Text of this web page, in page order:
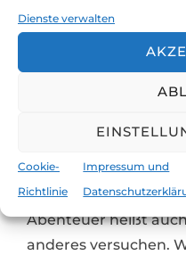
Dienste verwalten
Cookie-
Richtlinie
Impressum und
2023
Abenteuer heißt
anderes versuchen.